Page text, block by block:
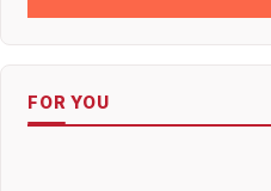
FOR YOU